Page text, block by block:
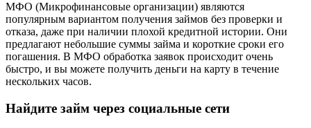
МФО (Микрофинансовые организации) являются
популярным вариантом получения займов без проверки и
отказа, даже при наличии плохой кредитной истории. Они
предлагают небольшие суммы займа и короткие сроки его
погашения. В МФО обработка заявок происходит очень
быстро, и вы можете получить деньги на карту в течение
нескольких часов.
Найдите займ через социальные сети